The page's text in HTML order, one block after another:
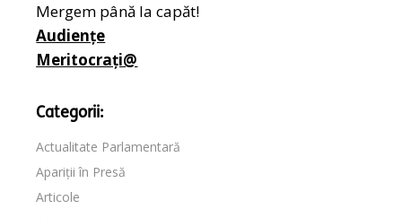
Mergem până la capăt!
Audiențe
Meritocrați@
Categorii:
Actualitate Parlamentară
Apariții în Presă
Articole